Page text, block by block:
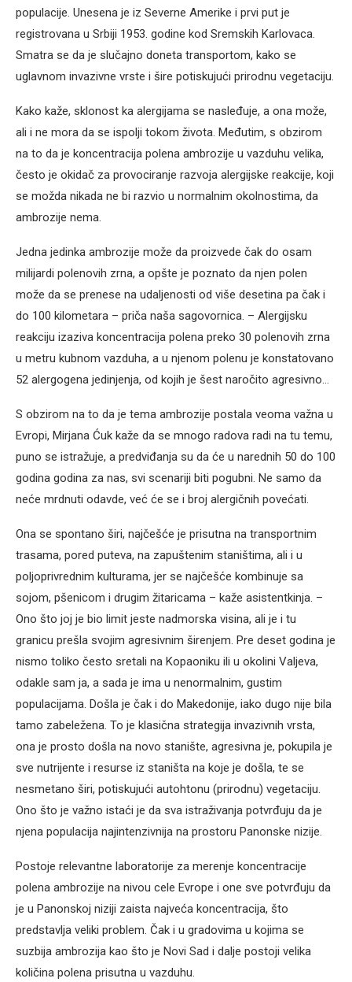
populacije. Unesena je iz Severne Amerike i prvi put je
registrovana u Srbiji 1953. godine kod Sremskih Karlovaca.
Smatra se da je slučajno doneta transportom, kako se
uglavnom invazivne vrste i šire potiskujući prirodnu vegetaciju.
Kako kaže, sklonost ka alergijama se nasleđuje, a ona može,
ali i ne mora da se ispolji tokom života. Međutim, s obzirom
na to da je koncentracija polena ambrozije u vazduhu velika,
često je okidač za provociranje razvoja alergijske reakcije, koji
se možda nikada ne bi razvio u normalnim okolnostima, da
ambrozije nema.
Jedna jedinka ambrozije može da proizvede čak do osam
milijardi polenovih zrna, a opšte je poznato da njen polen
može da se prenese na udaljenosti od više desetina pa čak i
do 100 kilometara – priča naša sagovornica. – Alergijsku
reakciju izaziva koncentracija polena preko 30 polenovih zrna
u metru kubnom vazduha, a u njenom polenu je konstatovano
52 alergogena jedinjenja, od kojih je šest naročito agresivno…
S obzirom na to da je tema ambrozije postala veoma važna u
Evropi, Mirjana Ćuk kaže da se mnogo radova radi na tu temu,
puno se istražuje, a predviđanja su da će u narednih 50 do 100
godina godina za nas, svi scenariji biti pogubni. Ne samo da
neće mrdnuti odavde, već će se i broj alergičnih povećati.
Ona se spontano širi, najčešće je prisutna na transportnim
trasama, pored puteva, na zapuštenim staništima, ali i u
poljoprivrednim kulturama, jer se najčešće kombinuje sa
sojom, pšenicom i drugim žitaricama – kaže asistentkinja. –
Ono što joj je bio limit jeste nadmorska visina, ali je i tu
granicu prešla svojim agresivnim širenjem. Pre deset godina je
nismo toliko često sretali na Kopaoniku ili u okolini Valjeva,
odakle sam ja, a sada je ima u nenormalnim, gustim
populacijama. Došla je čak i do Makedonije, iako dugo nije bila
tamo zabeležena. To je klasična strategija invazivnih vrsta,
ona je prosto došla na novo stanište, agresivna je, pokupila je
sve nutrijente i resurse iz staništa na koje je došla, te se
nesmetano širi, potiskujući autohtonu (prirodnu) vegetaciju.
Ono što je važno istaći je da sva istraživanja potvrđuju da je
njena populacija najintenzivnija na prostoru Panonske nizije.
Postoje relevantne laboratorije za merenje koncentracije
polena ambrozije na nivou cele Evrope i one sve potvrđuju da
je u Panonskoj niziji zaista najveća koncentracija, što
predstavlja veliki problem. Čak i u gradovima u kojima se
suzbija ambrozija kao što je Novi Sad i dalje postoji velika
količina polena prisutna u vazduhu.